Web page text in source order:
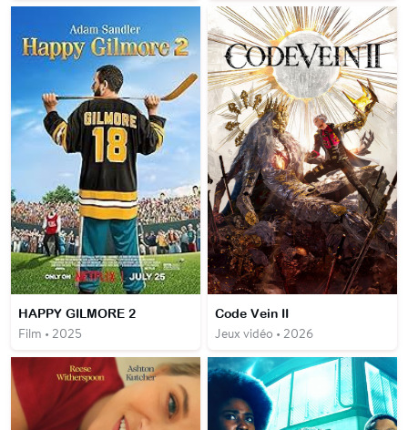
HAPPY GILMORE 2
Film • 2025
Code Vein II
Jeux vidéo • 2026